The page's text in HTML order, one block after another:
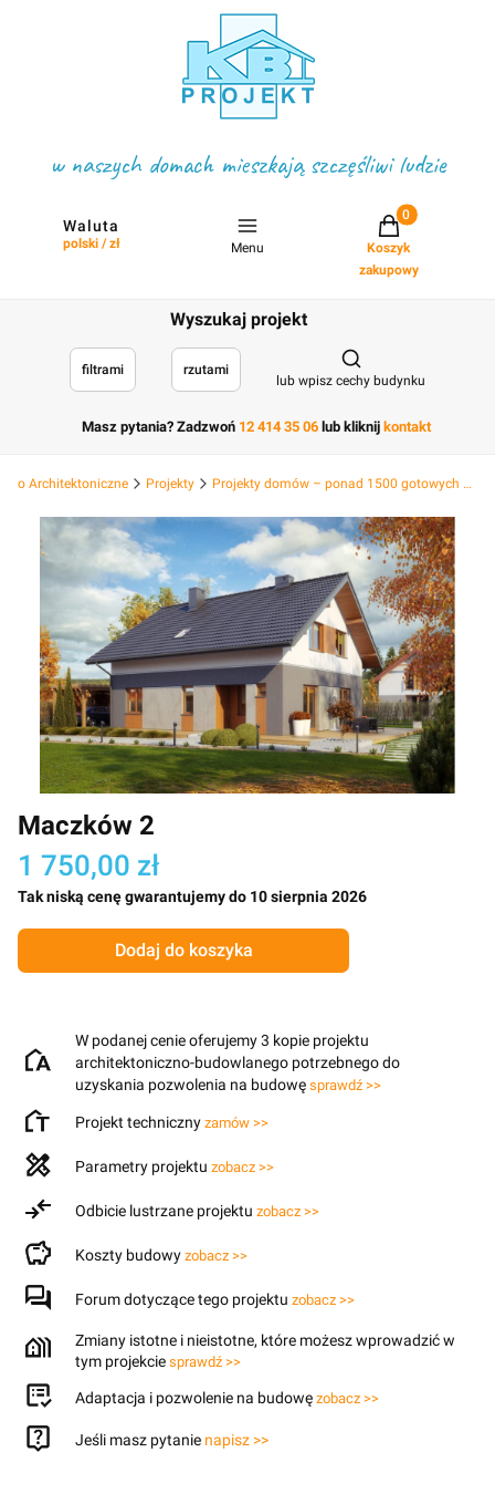
w naszych domach mieszkają szczęśliwi ludzie
Waluta
polski / zł Menu
Projekty w
Koszyk
zakupowy
Wyszukaj projekt
filtrami rzutami
Otwórz
lub wpisz cechy budynku
Masz pytania? Zadzwoń 12 414 35 06 lub kliknij kontakt
Architektoniczne Projekty Projekty domów – ponad 1500 gotowych projektów
Maczków 2
1 750,00 zł
Tak niską cenę gwarantujemy do 10 sierpnia 2026
Dodaj do koszyka
W podanej cenie oferujemy 3 kopie projektu
architektoniczno-budowlanego potrzebnego do
uzyskania pozwolenia na budowę sprawdź >>
Projekt techniczny zamów >>
Parametry projektu zobacz >>
Odbicie lustrzane projektu zobacz >>
Koszty budowy zobacz >>
Forum dotyczące tego projektu zobacz >>
Zmiany istotne i nieistotne, które możesz wprowadzić w
tym projekcie sprawdź >>
Adaptacja i pozwolenie na budowę zobacz >>
Jeśli masz pytanie napisz >>